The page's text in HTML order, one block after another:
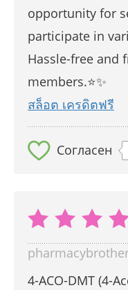
opportunity for
participate in
Hassle-free and
members.⭐️✨
สล็อต เครดิตฟรี
Согласен
4-ACO-DMT (4-